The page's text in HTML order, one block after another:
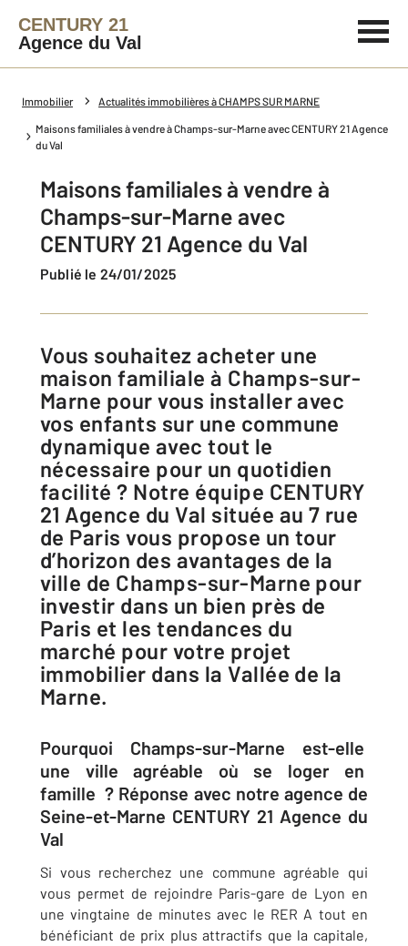
CENTURY 21
Agence du Val
Immobilier Actualités immobilières à CHAMPS SUR MARNE
Maisons familiales à vendre à Champs-sur-Marne avec CENTURY 21 Agence
du Val
Maisons familiales à vendre à
Champs-sur-Marne avec
CENTURY 21 Agence du Val
Publié le 24/01/2025
Vous souhaitez acheter une
maison familiale à Champs-sur-
Marne pour vous installer avec
vos enfants sur une commune
dynamique avec tout le
nécessaire pour un quotidien
facilité ? Notre équipe CENTURY
21 Agence du Val située au 7 rue
de Paris vous propose un tour
d’horizon des avantages de la
ville de Champs-sur-Marne pour
investir dans un bien près de
Paris et les tendances du
marché pour votre projet
immobilier dans la Vallée de la
Marne.
Pourquoi Champs-sur-Marne est-elle
une ville agréable où se loger en
famille ? Réponse avec notre agence de
Seine-et-Marne CENTURY 21 Agence du
Val
Si vous recherchez une commune agréable qui
vous permet de rejoindre Paris-gare de Lyon en
une vingtaine de minutes avec le RER A tout en
bénéficiant de prix plus attractifs que la capitale,